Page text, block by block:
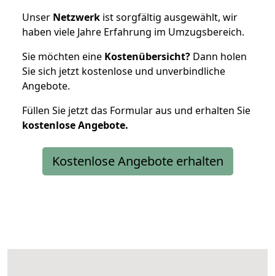
Unser Netzwerk ist sorgfältig ausgewählt, wir
haben viele Jahre Erfahrung im Umzugsbereich.
Sie möchten eine Kostenübersicht? Dann holen
Sie sich jetzt kostenlose und unverbindliche
Angebote.
Füllen Sie jetzt das Formular aus und erhalten Sie
kostenloseAngebote.
Kostenlose Angebote erhalten